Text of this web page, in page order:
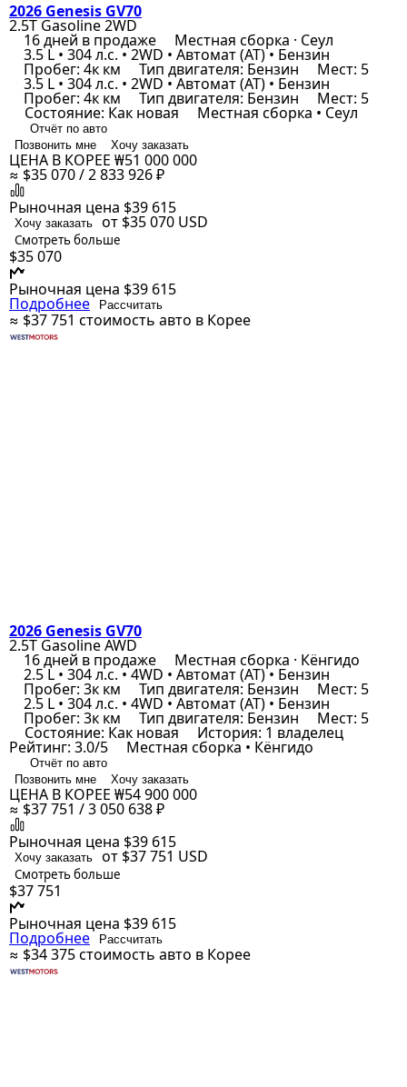
2026 Genesis GV70
2.5T Gasoline 2WD
16 дней в продаже Местная сборка · Сеул
3.5 L • 304 л.с. • 2WD • Автомат (AT) • Бензин
Пробег: 4к км Тип двигателя: Бензин Мест: 5
3.5 L • 304 л.с. • 2WD • Автомат (AT) • Бензин
Пробег: 4к км Тип двигателя: Бензин Мест: 5
Состояние: Как новая Местная сборка • Сеул
Отчёт по авто
Позвонить мне
Хочу заказать
ЦЕНА В КОРЕЕ ₩51 000 000
≈ $35 070 / 2 833 926 ₽
Рыночная цена $39 615
Хочу заказать от $35 070 USD
Смотреть больше
$35 070
Рыночная цена $39 615
Подробнее Рассчитать
≈ $37 751 стоимость авто в Корее
2026 Genesis GV70
2.5T Gasoline AWD
16 дней в продаже Местная сборка · Кёнгидо
2.5 L • 304 л.с. • 4WD • Автомат (AT) • Бензин
Пробег: 3к км Тип двигателя: Бензин Мест: 5
2.5 L • 304 л.с. • 4WD • Автомат (AT) • Бензин
Пробег: 3к км Тип двигателя: Бензин Мест: 5
Состояние: Как новая История: 1 владелец
Рейтинг: 3.0/5 Местная сборка • Кёнгидо
Отчёт по авто
Позвонить мне
Хочу заказать
ЦЕНА В КОРЕЕ ₩54 900 000
≈ $37 751 / 3 050 638 ₽
Рыночная цена $39 615
Хочу заказать от $37 751 USD
Смотреть больше
$37 751
Рыночная цена $39 615
Подробнее Рассчитать
≈ $34 375стоимость авто в Корее